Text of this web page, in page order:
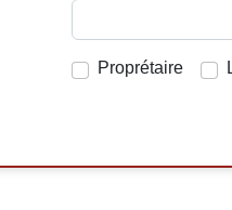
Proprétaire